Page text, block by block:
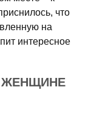
что
на
интересное
ЖЕНЩИНЕ